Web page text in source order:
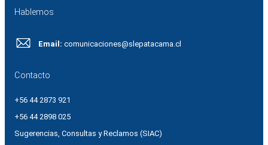
Hablemos
Email: comunicaciones@slepatacama.cl
Contacto
+56 44 2873 921
+56 44 2898 025
Sugerencias, Consultas y Reclamos (SIAC)